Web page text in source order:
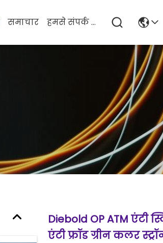
समाचार हमसे संपर्क करें
Diebold OP ATM एंटी
एंटी फ्रॉड ग्रीन कलर